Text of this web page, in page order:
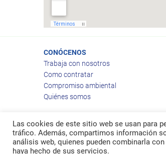
CONÓCENOS
Trabaja con nosotros
Como contratar
Compromiso ambiental
Quiénes somos
© 2026Ragas
Las cookies de este sitio web se usan para
tráfico. Además, compartimos información
análisis web, quienes pueden combinarla
haya hecho de sus servicios.